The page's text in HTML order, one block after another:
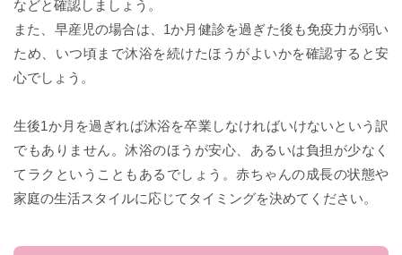
などと確認しましょう。
また、早産児の場合は、1か月健診を過ぎた後も免疫力が弱い
ため、いつ頃まで沐浴を続けたほうがよいかを確認すると安
心でしょう。
生後1か月を過ぎれば沐浴を卒業しなければいけないという訳
でもありません。沐浴のほうが安心、あるいは負担が少なく
てラクということもあるでしょう。赤ちゃんの成長の状態や
家庭の生活スタイルに応じてタイミングを決めてください。